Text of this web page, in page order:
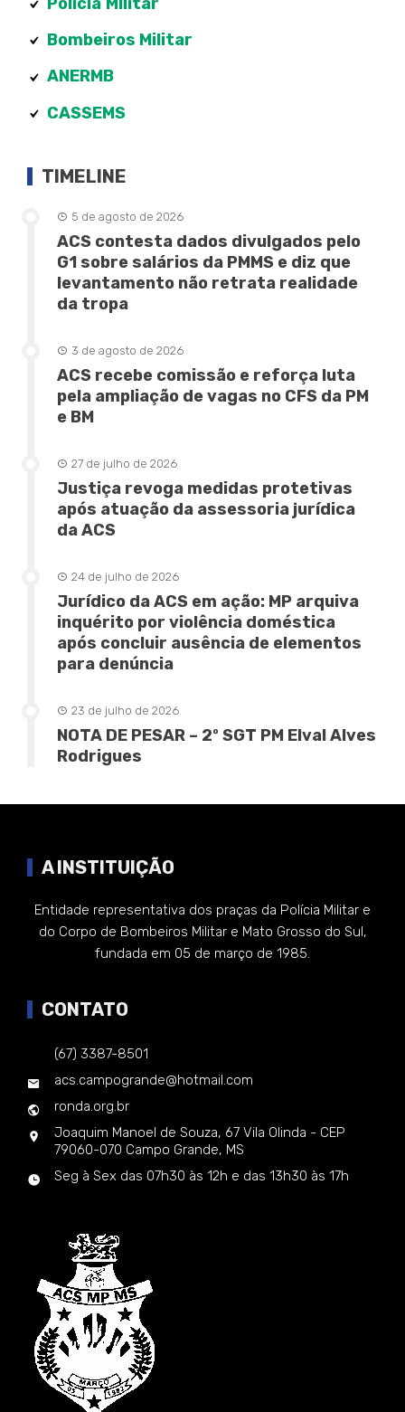
Bombeiros Militar
ANERMB
CASSEMS
TIMELINE
5 de agosto de 2026
ACS contesta dados divulgados pelo
G1 sobre salários da PMMS e diz que
levantamento não retrata realidade
da tropa
3 de agosto de 2026
ACS recebe comissão e reforça luta
pela ampliação de vagas no CFS da PM
e BM
27 de julho de 2026
Justiça revoga medidas protetivas
após atuação da assessoria jurídica
da ACS
24 de julho de 2026
Jurídico da ACS em ação: MP arquiva
inquérito por violência doméstica
após concluir ausência de elementos
para denúncia
23 de julho de 2026
NOTA DE PESAR – 2º SGT PM Elval Alves
Rodrigues
A INSTITUIÇÃO
Entidade representativa dos praças da Polícia Militar e
do Corpo de Bombeiros Militar e Mato Grosso do Sul,
fundada em 05 de março de 1985.
CONTATO
(67) 3387-8501
acs.campogrande@hotmail.com
ronda.org.br
Joaquim Manoel de Souza, 67 Vila Olinda - CEP
79060-070 Campo Grande, MS
Seg à Sex das 07h30 às 12h e das 13h30 às 17h